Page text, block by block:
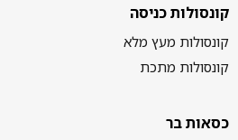
קונסולות כניסה
קונסולות מעץ מלא
קונסולות מתכת
כסאות בר